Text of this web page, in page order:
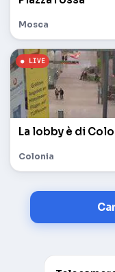
Mosca
Colonia